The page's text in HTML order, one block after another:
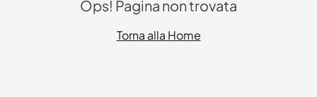
Ops! Pagina non trovata
Torna alla Home